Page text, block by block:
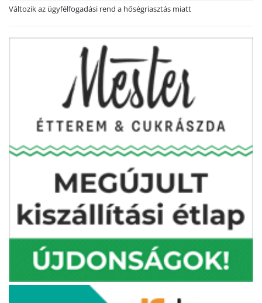
Változik az ügyfélfogadási rend a hőségriasztás miatt